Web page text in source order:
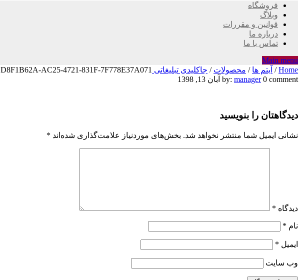
فروشگاه
وبلاگ
قوانین و مقررات
درباره ما
تماس با ما
Main menu
Home
/ آیتم ها / محصولات / جاکلیدی تبلیغاتی KHZ16 D8F1B62A-AC25-4721-831F-7F778E37A071
D8F1B62A-
4721-
831F-
by: manager 0 comment آبان 13, 1398
دیدگاهتان را بنویسید
نشانی ایمیل شما منتشر نخواهد شد. بخش‌های موردنیاز علامت‌گذاری شده‌اند *
دیدگاه *
نام *
ایمیل *
وب‌ سایت